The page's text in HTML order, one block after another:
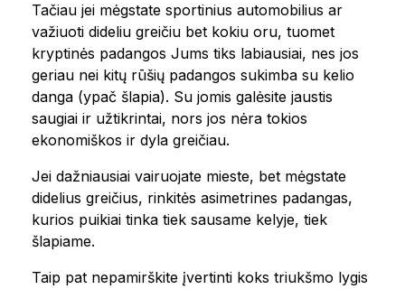
Tačiau jei mėgstate sportinius automobilius ar
važiuoti dideliu greičiu bet kokiu oru, tuomet
kryptinės padangos Jums tiks labiausiai, nes jos
geriau nei kitų rūšių padangos sukimba su kelio
danga (ypač šlapia). Su jomis galėsite jaustis
saugiai ir užtikrintai, nors jos nėra tokios
ekonomiškos ir dyla greičiau.
Jei dažniausiai vairuojate mieste, bet mėgstate
didelius greičius, rinkitės asimetrines padangas,
kurios puikiai tinka tiek sausame kelyje, tiek
šlapiame.
Taip pat nepamirškite įvertinti koks triukšmo lygis